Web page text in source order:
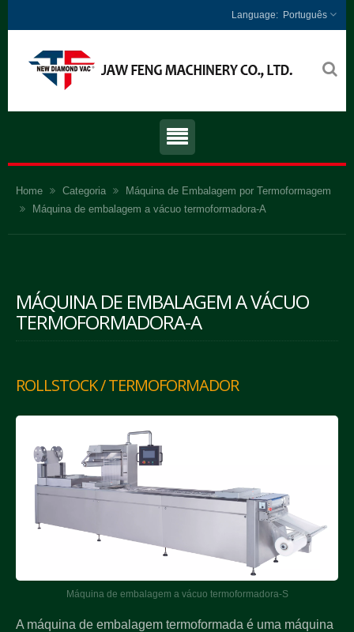
Português
Home Categoria
Máquina de Embalagem por Termoformagem
Máquina de embalagem a vácuo termoformadora-A
MÁQUINA DE EMBALAGEM A VÁCUO
TERMOFORMADORA-A
ROLLSTOCK / TERMOFORMADOR
Máquina de embalagem a vácuo termoformadora-S
A máquina de embalagem termoformada é uma máquina